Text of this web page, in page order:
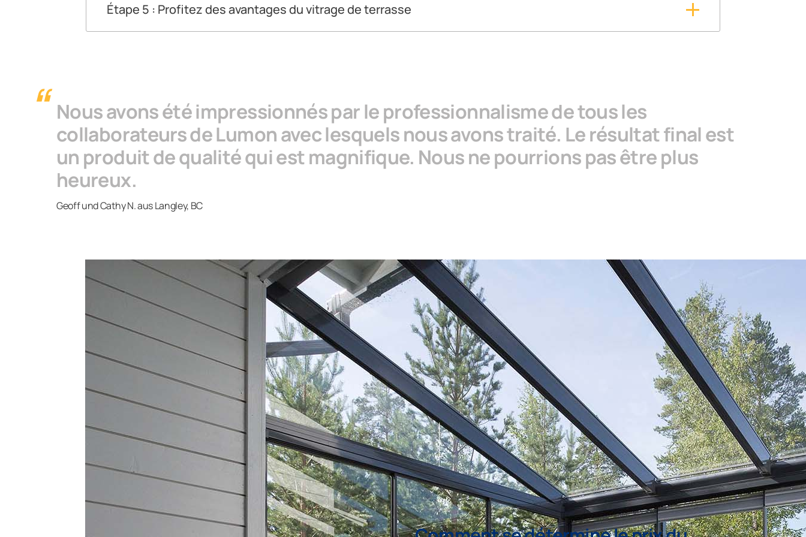
Étape 5 : Profitez des avantages du vitrage de terrasse
Nous avons été impressionnés par le professionnalisme de tous les
collaborateurs de Lumon avec lesquels nous avons traité. Le résultat final est
un produit de qualité qui est magnifique. Nous ne pourrions pas être plus
heureux.
Geoff und Cathy N. aus Langley, BC